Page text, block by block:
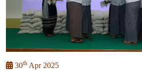
30th Apr 2025